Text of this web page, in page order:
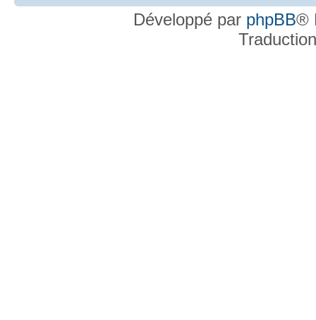
Développé par phpBB®